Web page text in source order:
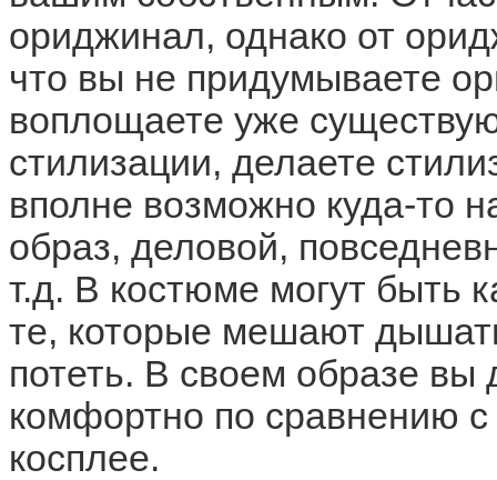
ориджинал, однако от
что вы не придумываете
воплощаете уже
стилизации, делаете
вполне возможно куда-то
образ, деловой,
т.д. В костюме могут быть
те, которые мешают
потеть. В своем образе вы
комфортно по сравнению
косплее.